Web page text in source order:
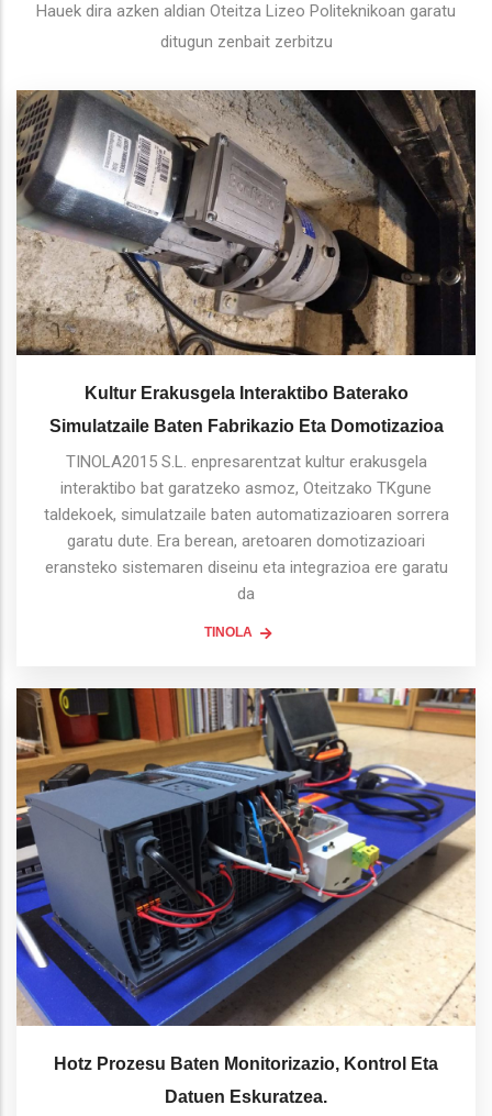
Hauek dira azken aldian Oteitza Lizeo Politeknikoan garatu
ditugun zenbait zerbitzu
Kultur Erakusgela Interaktibo Baterako
Simulatzaile Baten Fabrikazio Eta Domotizazioa
TINOLA2015 S.L. enpresarentzat kultur erakusgela
interaktibo bat garatzeko asmoz, Oteitzako TKgune
taldekoek, simulatzaile baten automatizazioaren sorrera
garatu dute. Era berean, aretoaren domotizazioari
eransteko sistemaren diseinu eta integrazioa ere garatu
da
TINOLA
Hotz Prozesu Baten Monitorizazio, Kontrol Eta
Datuen Eskuratzea.